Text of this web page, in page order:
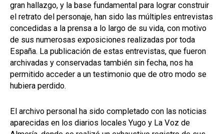
gran hallazgo, y la base fundamental para lograr construir
el retrato del personaje, han sido las múltiples entrevistas
concedidas a la prensa a lo largo de su vida, con motivo
de sus numerosas exposiciones realizadas por toda
España. La publicación de estas entrevistas, que fueron
archivadas y conservadas también sin fecha, nos ha
permitido acceder a un testimonio que de otro modo se
hubiera perdido.
El archivo personal ha sido completado con las noticias
aparecidas en los diarios locales Yugo y La Voz de